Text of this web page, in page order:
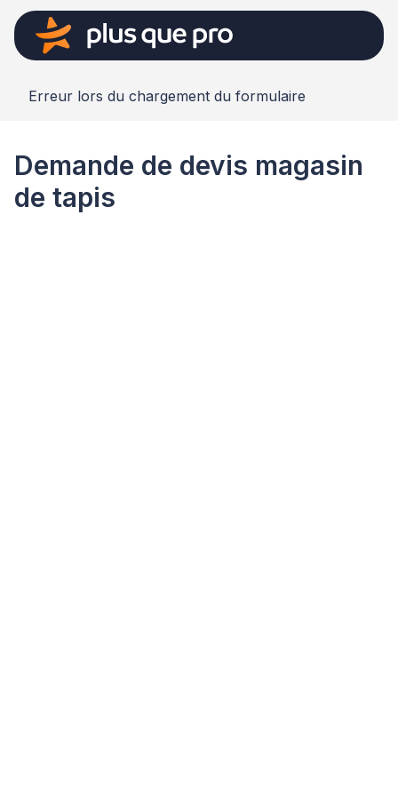
Erreur lors du chargement du formulaire
Demande de devis magasin
de tapis